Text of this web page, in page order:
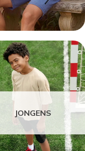
JONGENS